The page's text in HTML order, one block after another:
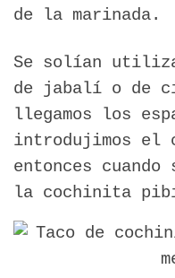
de la marinada.
Se solían
de jabalí o de
llegamos los
introdujimos el
entonces cuando
la cochinita